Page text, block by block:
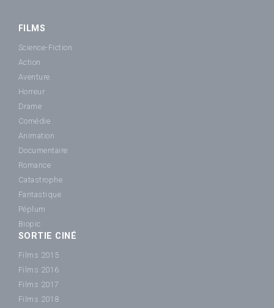
FILMS
Science-Fiction
Action
Aventure
Horreur
Drame
Comédie
Animation
Documentaire
Romance
Catastrophe
Fantastique
Péplum
Biopic
SORTIE CINÉ
Films 2015
Films 2016
Films 2017
Films 2018